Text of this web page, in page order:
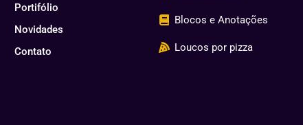
Portifólio
Novidades
Contato
Blocos e Anotações
Loucos por pizza